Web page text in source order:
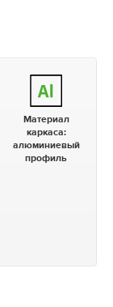
Материал
каркаса:
алюминиевый
профиль